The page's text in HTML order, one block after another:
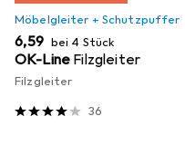
Möbelgleiter + Schutzpuffer
EUR
6,59 bei 4 Stück
OK-Line Filzgleiter
Filzgleiter
36